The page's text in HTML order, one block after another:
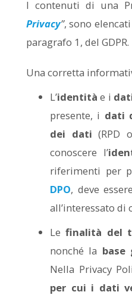
I contenuti di una
Privacy”, sono
paragrafo 1, del GDPR.
Una corretta
L’identità e i
presente, i dati
dei dati (RPD
conoscere l’
riferimenti per
DPO, deve
all’interessato
Lefinalità del
nonché la base
Nella Privacy
per cui i dati